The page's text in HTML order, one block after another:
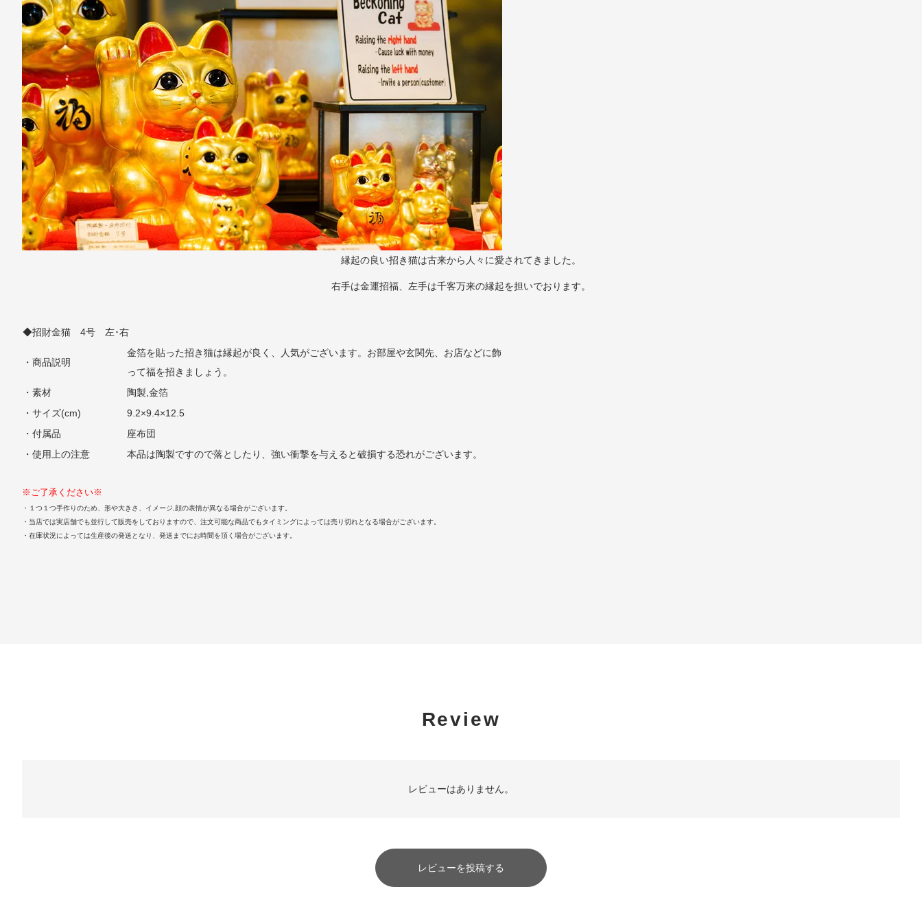
縁起の良い招き猫は古来から人々に愛されてきました。
右手は金運招福、左手は千客万来の縁起を担いでおります。
◆招財金猫 4号 左･右
・商品説明
金箔を貼った招き猫は縁起が良く、人気がございます。お部屋や玄関先、お店などに飾
って福を招きましょう。
・素材
陶製,金箔
・サイズ(cm)
9.2×9.4×12.5
・付属品
座布団
・使用上の注意
本品は陶製ですので落としたり、強い衝撃を与えると破損する恐れがございます。
※ご了承ください※
・１つ１つ手作りのため、形や大きさ、イメージ,顔の表情が異なる場合がございます。
・当店では実店舗でも並行して販売をしておりますので、注文可能な商品でもタイミングによっては売り切れとなる場合がございます。
・在庫状況によっては生産後の発送となり、発送までにお時間を頂く場合がございます。
Review
レビューはありません。
レビューを投稿する